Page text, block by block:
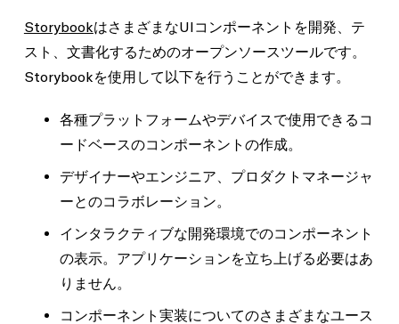
StorybookはさまざまなUIコンポーネントを開発、テ
スト、文書化するためのオープンソースツールです。
Storybookを使用して以下を行うことができます。
各種プラットフォームやデバイスで使用できるコ
ードベースのコンポーネントの作成。
デザイナーやエンジニア、プロダクトマネージャ
ーとのコラボレーション。
インタラクティブな開発環境でのコンポーネント
の表示。アプリケーションを立ち上げる必要はあ
りません。
コンポーネント実装についてのさまざまなユース